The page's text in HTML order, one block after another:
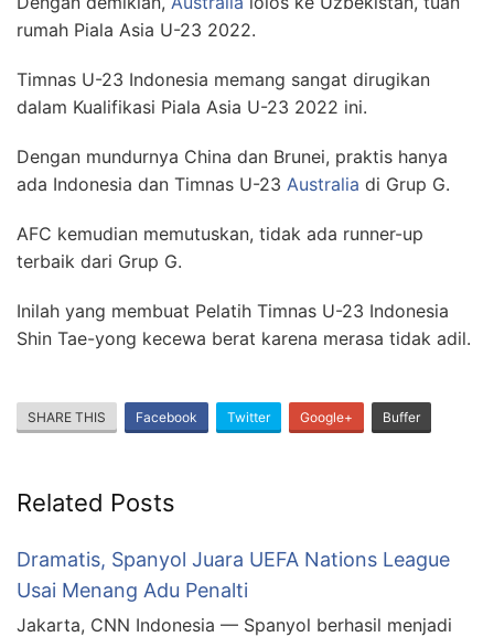
rumah Piala Asia U-23 2022.
Timnas U-23 Indonesia memang sangat dirugikan
dalam Kualifikasi Piala Asia U-23 2022 ini.
Dengan mundurnya China dan Brunei, praktis hanya
ada Indonesia dan Timnas U-23 Australia di Grup G.
AFC kemudian memutuskan, tidak ada runner-up
terbaik dari Grup G.
Inilah yang membuat Pelatih Timnas U-23 Indonesia
Shin Tae-yong kecewa berat karena merasa tidak adil.
SHARE THIS Facebook Twitter Google+ Buffer
Related Posts
Dramatis, Spanyol Juara UEFA Nations League
Usai Menang Adu Penalti
Jakarta, CNN Indonesia — Spanyol berhasil menjadi